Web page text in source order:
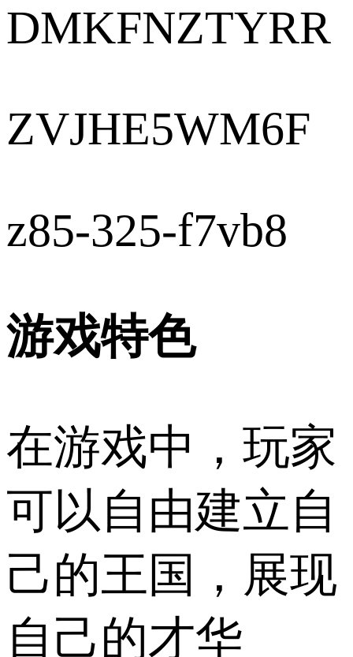
DMKFNZTYRR
ZVJHE5WM6F
z85-325-f7vb8
游戏特色
在游戏中，玩家
可以自由建立自
己的王国，展现
自己的才华